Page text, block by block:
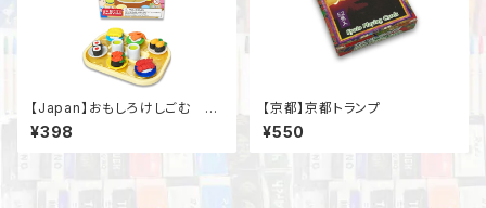
【Japan】おもしろけしごむ 回
転寿司
¥398
【京都】京都トランプ
¥550